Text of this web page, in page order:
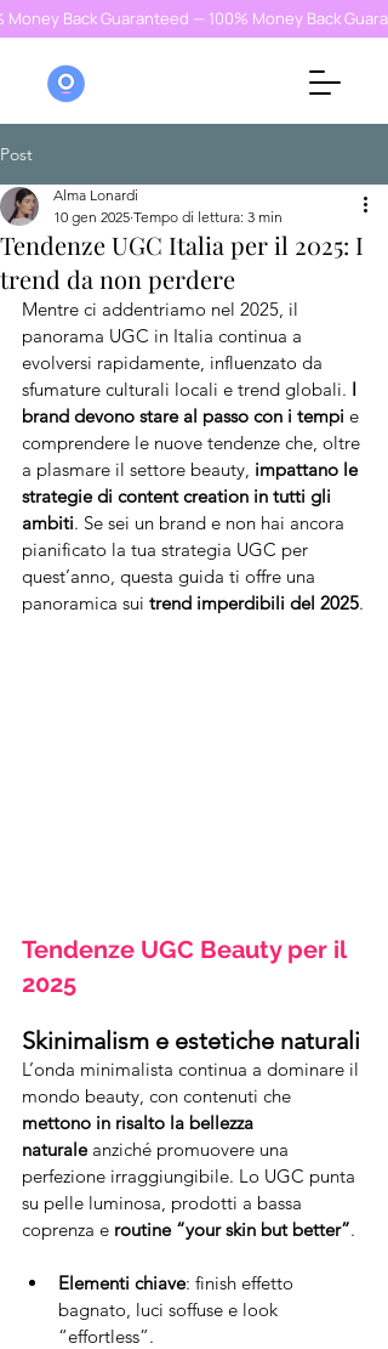
Back Guaranteed — 100% Money Back
Post
Tendenze UGC Italia per il 2025: I
trend da non perdere
Alma Lonardi
10 gen 2025 Tempo di lettura: 3 min
Mentre ci addentriamo nel 2025, il
panorama UGC in Italia continua a
evolversi rapidamente, influenzato da
sfumature culturali locali e trend globali. I
brand devono stare al passo con i tempi e
comprendere le nuove tendenze che, oltre
a plasmare il settore beauty, impattano le
strategie di content creation in tutti gli
ambiti. Se sei un brand e non hai ancora
pianificato la tua strategia UGC per
quest’anno, questa guida ti offre una
panoramica sui trend imperdibili del 2025.
Tendenze UGC Beauty per il
2025
Skinimalism e estetiche naturali
L’onda minimalista continua a dominare il
mondo beauty, con contenuti che
mettono in risalto la bellezza
naturale anziché promuovere una
perfezione irraggiungibile. Lo UGC punta
su pelle luminosa, prodotti a bassa
coprenza e routine “your skin but better”.
Elementi chiave: finish effetto
bagnato, luci soffuse e look
“effortless”.